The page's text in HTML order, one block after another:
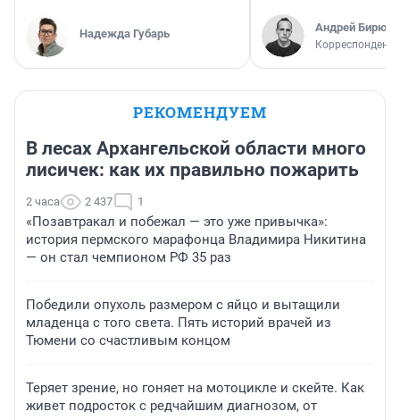
Надежда Губарь Андрей
Корреспондент
РЕКОМЕНДУЕМ
В лесах Архангельской области много
лисичек: как их правильно пожарить
2 часа 2 437 1
«Позавтракал и побежал — это уже привычка»:
история пермского марафонца Владимира Никитина
— он стал чемпионом РФ 35 раз
Победили опухоль размером с яйцо и вытащили
младенца с того света. Пять историй врачей из
Тюмени со счастливым концом
Теряет зрение, но гоняет на мотоцикле и скейте. Как
живет подросток с редчайшим диагнозом, от